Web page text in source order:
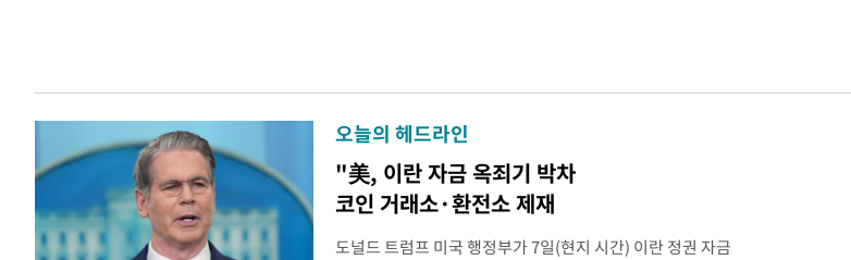
오늘의 헤드라인
"美, 이란 자금 옥죄기 박차
코인 거래소·환전소 제재
도널드 트럼프 미국 행정부가 7일(현지 시간) 이란 정권 자금